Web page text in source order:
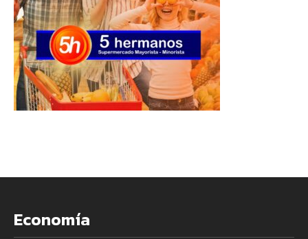
Economía